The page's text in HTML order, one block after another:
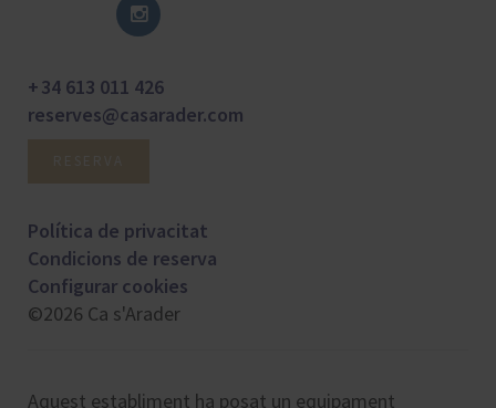
+ 34 613 011 426
reserves@casarader.com
Política de privacitat
Condicions de reserva
Configurar cookies
©2026 Ca s'Arader
Aquest establiment ha posat un equipament